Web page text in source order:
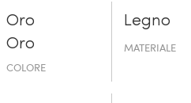
Oro
Oro
COLORE
Legno
MATERIALE